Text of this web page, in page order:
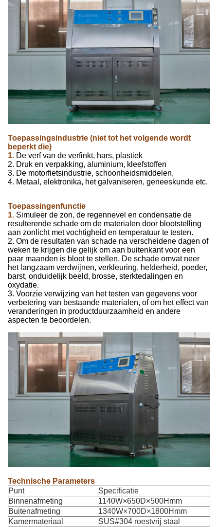
Toepassingsindustrie (niet tot het volgende wordt
beperkt die)
1. De verf van de verfinkt, hars, plastiek
2. Druk en verpakking, aluminium, kleefstoffen
3. De motorfietsindustrie, schoonheidsmiddelen,
4. Metaal, elektronika, het galvaniseren, geneeskunde etc.
Toepassingenfunctie
1. Simuleer de zon, de regennevel en condensatie de
resulterende schade om de materialen door blootstelling
aan zonlicht met vochtigheid en temperatuur te testen.
2. Om de resultaten van schade na verscheidene dagen of
weken te krijgen die gelijk om aan buitenkant voor een
paar maanden is bloot te stellen. De schade omvat neer
het langzaam verdwijnen, verkleuring, helderheid, poeder,
barst, onduidelijk beeld, brosse, sterktedalingen en
oxydatie.
3. Voorzie verwijzing van het testen van gegevens voor
verbetering van bestaande materialen, of om het effect van
veranderingen in productduurzaamheid en andere
aspecten te beoordelen.
Technische Parameters
Punt
Specificatie
Binnenafmeting
1140W×650D×500Hmm
Buitenafmeting
1340W×700D×1800Hmm
Kamermateriaal
SUS#304 roestvrij staal